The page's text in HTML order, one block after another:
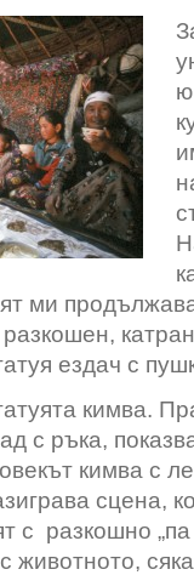
ми
ездач с
кимва.
с ръка,
кимва с
сцена,
с разкошно „па
животното,